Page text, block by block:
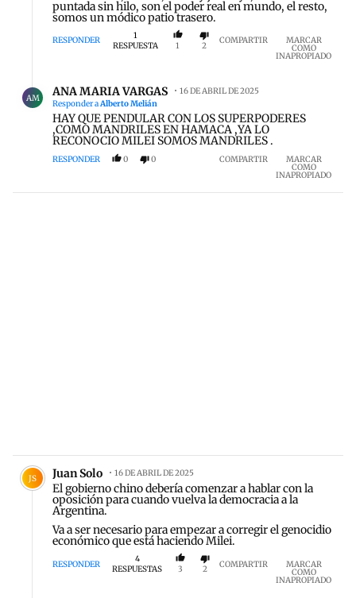
puntada sin hilo, son el poder real en mundo, el resto,
somos un módico patio trasero.
RESPONDER
1
RESPUESTA
1 2 COMPARTIR MARCAR
COMO
INAPROPIADO
AM ANA MARIA VARGAS
16 DE ABRIL DE 2025
Responder aAlberto Melián
HAY QUE PENDULAR CON LOS SUPERPODERES
,COMO MANDRILES EN HAMACA ,YA LO
RECONOCIO MILEI SOMOS MANDRILES .
RESPONDER 0 0 COMPARTIR MARCAR
COMO
INAPROPIADO
Comentario de Juan Solo.
JS Juan Solo 16 DE ABRIL DE 2025
El gobierno chino debería comenzar a hablar con la
oposición para cuando vuelva la democracia a la
Argentina.
Va a ser necesario para empezar a corregir el genocidio
económico que está haciendo Milei.
RESPONDER
4
RESPUESTAS
3 2 COMPARTIR MARCAR
COMO
INAPROPIADO